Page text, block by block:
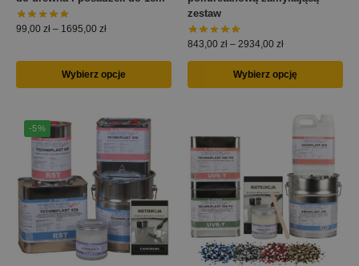
99,00 zł – 1695,00 zł
Wybierz opcje
zestaw
843,00 zł – 2934,00 zł
Wybierz opcję
-5%